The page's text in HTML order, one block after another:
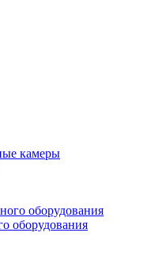
камеры
оборудования
оборудования